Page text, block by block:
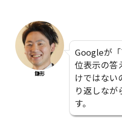
鎌形
Googleが
位表示の答
けではない
り返しなが
す。